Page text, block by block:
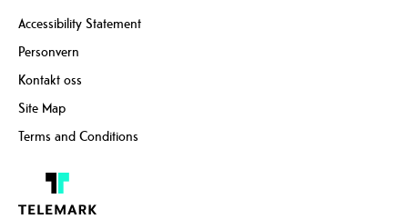
Accessibility Statement
Personvern
Kontakt oss
Site Map
Terms and Conditions